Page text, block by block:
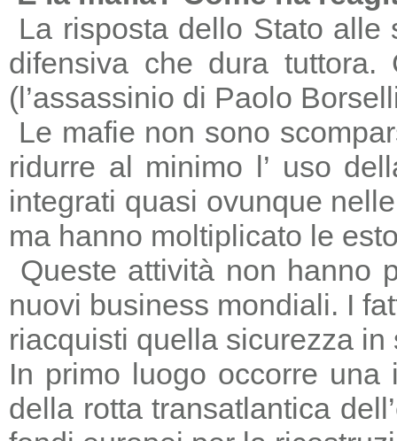
La risposta dello Stato alle
difensiva che dura
(l’assassinio di Paolo
Le mafie non sono
ridurre al minimo l’ uso
integrati quasi ovunque
ma hanno moltiplicato le
Queste attività non hanno
nuovi business mondiali. I
riacquisti quella sicurezza
In primo luogo occorre
della rotta transatlantica